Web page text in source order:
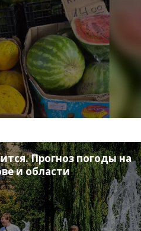
Прогноз погоды на
и области